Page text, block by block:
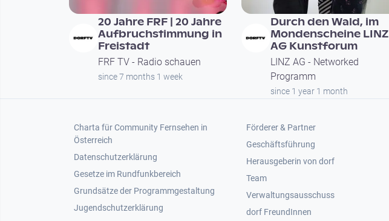
20 Jahre FRF | 20 Jahre
Aufbruchstimmung in
Freistadt
FRF TV - Radio schauen
since 7 months 1 week
Durch den Wald, im
Mondenscheine LINZ
AG Kunstforum
LINZ AG - Networked
Programm
since 1 year 1 month
Footer 1
Charta für Community Fernsehen in
Österreich
Datenschutzerklärung
Gesetze im Rundfunkbereich
Grundsätze der Programmgestaltung
Jugendschutzerklärung
Footer 2
Förderer & Partner
Geschäftsführung
Herausgeberin von dorf
Team
Verwaltungsausschuss
dorf FreundInnen